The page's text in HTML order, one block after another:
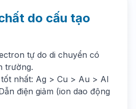
do cấu tạo
tự do di chuyển có
trường.
tốt nhất: Ag > Cu > Au > Al
điện giảm (ion dao động